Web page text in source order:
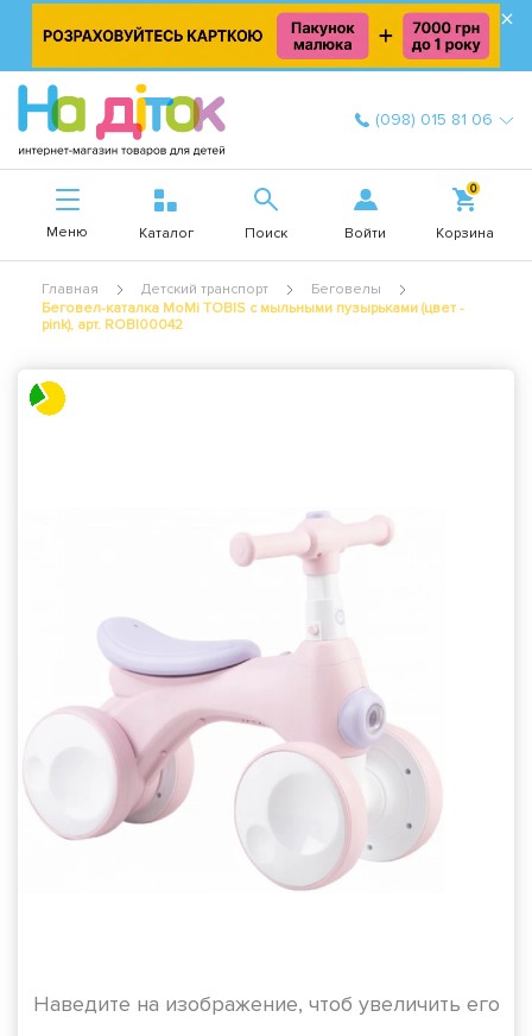
×
(098) 015 81 06
Меню Каталог Поиск Войти
0
Корзина
Главная Детский транспорт
Беговелы
Беговел-каталка MoMi TOBIS с мыльными пузырьками (цвет -
pink), арт. ROBI00042
Наведите на изображение, чтоб увеличить его